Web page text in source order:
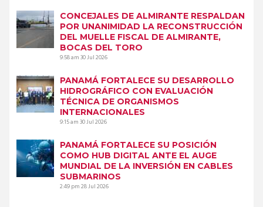
CONCEJALES DE ALMIRANTE RESPALDAN
POR UNANIMIDAD LA RECONSTRUCCIÓN
DEL MUELLE FISCAL DE ALMIRANTE,
BOCAS DEL TORO
9:58 am30 Jul 2026
PANAMÁ FORTALECE SU DESARROLLO
HIDROGRÁFICO CON EVALUACIÓN
TÉCNICA DE ORGANISMOS
INTERNACIONALES
9:15 am30 Jul 2026
PANAMÁ FORTALECE SU POSICIÓN
COMO HUB DIGITAL ANTE EL AUGE
MUNDIAL DE LA INVERSIÓN EN CABLES
SUBMARINOS
2:49 pm28 Jul 2026